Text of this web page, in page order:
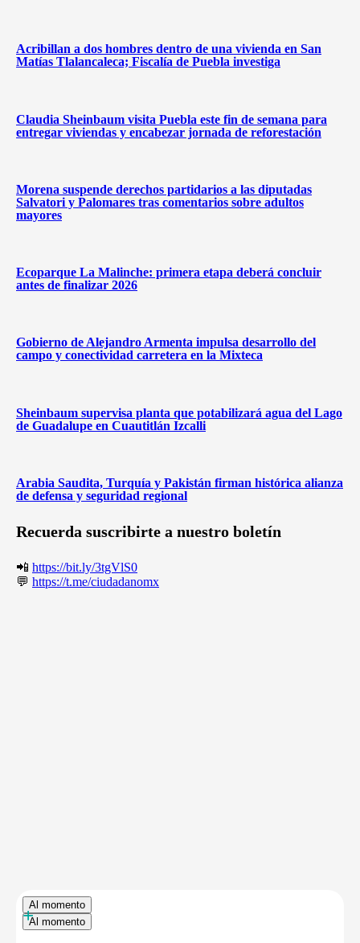
Acribillan a dos hombres dentro de una vivienda en San
Matías Tlalancaleca; Fiscalía de Puebla investiga
Claudia Sheinbaum visita Puebla este fin de semana para
entregar viviendas y encabezar jornada de reforestación
Morena suspende derechos partidarios a las diputadas
Salvatori y Palomares tras comentarios sobre adultos
mayores
Ecoparque La Malinche: primera etapa deberá concluir
antes de finalizar 2026
Gobierno de Alejandro Armenta impulsa desarrollo del
campo y conectividad carretera en la Mixteca
Sheinbaum supervisa planta que potabilizará agua del Lago
de Guadalupe en Cuautitlán Izcalli
Arabia Saudita, Turquía y Pakistán firman histórica alianza
de defensa y seguridad regional
Recuerda suscribirte a nuestro boletín
📲 https://bit.ly/3tgVlS0
💬 https://t.me/ciudadanomx
Al momento
Al momento
+